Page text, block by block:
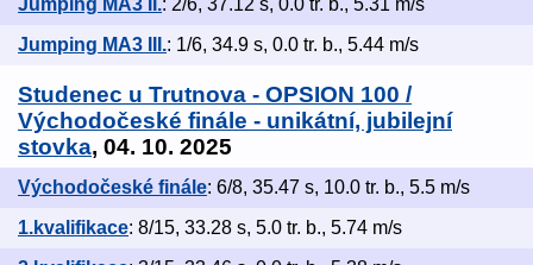
Jumping MA3 III.: 1/6, 34.9 s, 0.0 tr. b., 5.44 m/s
Studenec u Trutnova - OPSION 100 /
Východočeské finále - unikátní, jubilejní
stovka, 04. 10. 2025
Východočeské finále: 6/8, 35.47 s, 10.0 tr. b., 5.5 m/s
1.kvalifikace: 8/15, 33.28 s, 5.0 tr. b., 5.74 m/s